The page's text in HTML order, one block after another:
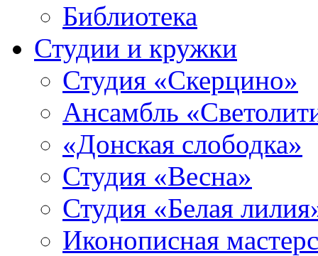
Библиотека
Студии и кружки
Студия «Скерцино»
Ансамбль
«Донская слободка»
Студия «Весна»
Студия «Белая
Иконописная